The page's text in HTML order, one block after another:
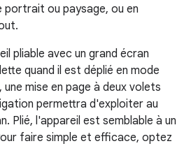
portrait ou paysage, ou en
pliable avec un grand écran
quand il est déplié en mode
mise en page à deux volets
permettra d'exploiter au
Plié, l'appareil est semblable à un
faire simple et efficace, optez